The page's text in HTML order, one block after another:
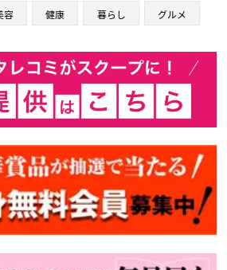
容 健康 暮らし グルメ